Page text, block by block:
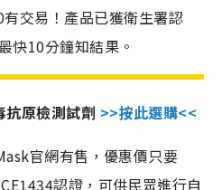
交易！產品已獲衛生署認
快10分鐘知結果。
抗原檢測試劑 >>按此選購<<
官網有售，優惠價只要
認證，可供民眾進行自